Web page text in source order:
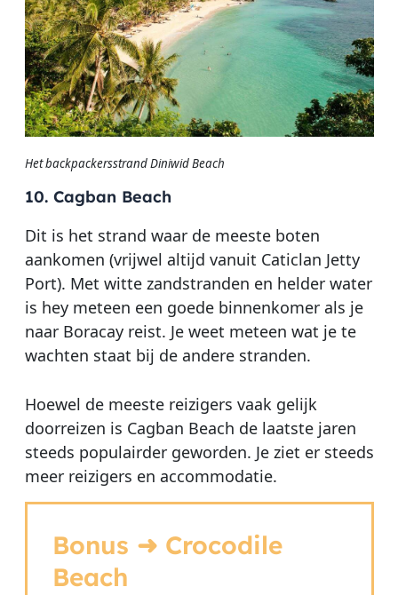
Het backpackersstrand Diniwid Beach
10. Cagban Beach
Dit is het strand waar de meeste boten
aankomen (vrijwel altijd vanuit Caticlan Jetty
Port). Met witte zandstranden en helder water
is hey meteen een goede binnenkomer als je
naar Boracay reist. Je weet meteen wat je te
wachten staat bij de andere stranden.
Hoewel de meeste reizigers vaak gelijk
doorreizen is Cagban Beach de laatste jaren
steeds populairder geworden. Je ziet er steeds
meer reizigers en accommodatie.
Bonus ➜ Crocodile
Beach